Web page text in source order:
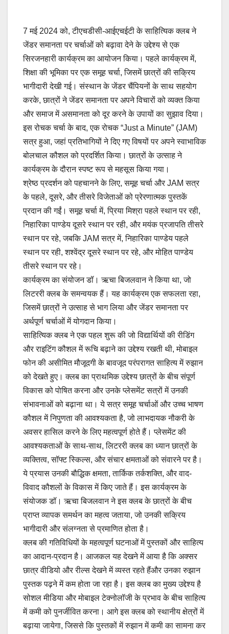
7 मई 2024 को, टीएचडीसी-आईएचईटी के साहित्यिक क्लब ने
जेंडर समानता पर चर्चाओं को बढ़ावा देने के उद्देश्य से एक
सिरजनहारी कार्यक्रम का आयोजन किया। पहले कार्यक्रम में,
शिक्षा की भूमिका पर एक समूह चर्चा, जिसमें छात्रों की सक्रिय
भागीदारी देखी गई। संस्थान के जेंडर चैंपियनों के साथ सहयोग
करके, छात्रों ने जेंडर समानता पर अपने विचारों को व्यक्त किया
और समाज में असमानता को दूर करने के उपायों का सुझाव दिया।
इस रोचक चर्चा के बाद, एक रोचक “Just a Minute” (JAM)
सत्र हुआ, जहां प्रतिभागियों ने दिए गए विषयों पर अपने स्वाभाविक
बोलचाल कौशल को प्रदर्शित किया। छात्रों के उत्साह ने
कार्यक्रम के दौरान स्पष्ट रूप से महसूस किया गया।
श्रेष्ठ प्रदर्शन को पहचानने के लिए, समूह चर्चा और JAM सत्र
के पहले, दूसरे, और तीसरे विजेताओं को प्रेरणात्मक पुस्तकें
प्रदान की गईं। समूह चर्चा में, प्रिया मिश्रा पहले स्थान पर रही,
निहारिका पाण्डेय दूसरे स्थान पर रही, और मयंक प्रजापति तीसरे
स्थान पर रहे, जबकि JAM सत्र में, निहारिका पाण्डेय पहले
स्थान पर रही, शश्वेंद्र दूसरे स्थान पर रहे, और मोहित पाण्डेय
तीसरे स्थान पर रहे।
कार्यक्रम का संयोजन डॉ। ऋचा बिजलवान ने किया था, जो
लिटररी क्लब के समन्वयक हैं। यह कार्यक्रम एक सफलता रहा,
जिसमें छात्रों ने उत्साह से भाग लिया और जेंडर समानता पर
अर्थपूर्ण चर्चाओं में योगदान किया।
साहित्यिक क्लब ने एक पहल शुरू की जो विद्यार्थियों की रीडिंग
और राइटिंग कौशल में रूचि बढ़ाने का उद्देश्य रखती थी, मोबाइल
फोन की असीमित मौजूदगी के बावजूद परंपरागत साहित्य में रुझान
को देखते हुए। क्लब का प्राथमिक उद्देश्य छात्रों के बीच संपूर्ण
विकास को पोषित करना और उनके प्लेसमेंट सत्रों में उनकी
संभावनाओं को बढ़ाना था। ये सत्र समूह चर्चाओं और उच्च भाषण
कौशल में निपुणता की आवश्यकता है, जो लाभदायक नौकरी के
अवसर हासिल करने के लिए महत्वपूर्ण होते हैं। प्लेसमेंट की
आवश्यकताओं के साथ-साथ, लिटररी क्लब का ध्यान छात्रों के
व्यक्तित्व, सॉफ्ट स्किल्स, और संचार क्षमताओं को संवारने पर है।
ये प्रयास उनकी बौद्धिक क्षमता, तार्किक तर्कशक्ति, और वाद-
विवाद कौशलों के विकास में किए जाते हैं। इस कार्यक्रम के
संयोजक डॉ। ऋचा बिजलवान ने इस क्लब के छात्रों के बीच
प्राप्त व्यापक समर्थन का महत्व जताया, जो उनकी सक्रिय
भागीदारी और संलग्नता से प्रमाणित होता है।
क्लब की गतिविधियों के महत्वपूर्ण घटनाओं में पुस्तकों और साहित्य
का आदान-प्रदान है। आजकल यह देखने में आया है कि अक्सर
छात्र वीडियो और रील्स देखने में व्यस्त रहते हैंऔर उनका रुझान
पुस्तक पढ़ने में कम होता जा रहा है। इस क्लब का मुख्य उद्देश्य है
सोशल मीडिया और मोबाइल टेक्नोलॉजी के प्रभाव के बीच साहित्य
में कमी को पुनर्जीवित करना। आगे इस क्लब को स्थानीय क्षेत्रों में
बढ़ाया जायेगा, जिससे कि पुस्तकों में रुझान में कमी का सामना कर